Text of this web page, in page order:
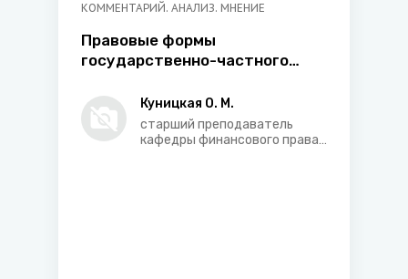
КОММЕНТАРИЙ. АНАЛИЗ. МНЕНИЕ
Правовые формы
государственно-частного
типологииКуницкая О. М.
старший преподаватель
кафедры финансового права